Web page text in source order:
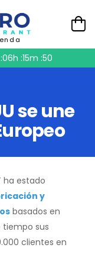
:15m :50
se une
ha estado
y
basados en
tiempo sus
clientes en